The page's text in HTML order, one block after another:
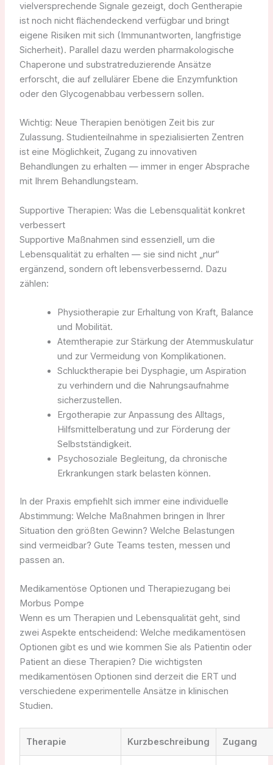
vielversprechende Signale gezeigt, doch Gentherapie
ist noch nicht flächendeckend verfügbar und bringt
eigene Risiken mit sich (Immunantworten, langfristige
Sicherheit). Parallel dazu werden pharmakologische
Chaperone und substratreduzierende Ansätze
erforscht, die auf zellulärer Ebene die Enzymfunktion
oder den Glycogenabbau verbessern sollen.
Wichtig: Neue Therapien benötigen Zeit bis zur
Zulassung. Studienteilnahme in spezialisierten Zentren
ist eine Möglichkeit, Zugang zu innovativen
Behandlungen zu erhalten — immer in enger Absprache
mit Ihrem Behandlungsteam.
Supportive Therapien: Was die Lebensqualität konkret
verbessert
Supportive Maßnahmen sind essenziell, um die
Lebensqualität zu erhalten — sie sind nicht „nur“
ergänzend, sondern oft lebensverbessernd. Dazu
zählen:
Physiotherapie zur Erhaltung von Kraft, Balance
und Mobilität.
Atemtherapie zur Stärkung der Atemmuskulatur
und zur Vermeidung von Komplikationen.
Schlucktherapie bei Dysphagie, um Aspiration
zu verhindern und die Nahrungsaufnahme
sicherzustellen.
Ergotherapie zur Anpassung des Alltags,
Hilfsmittelberatung und zur Förderung der
Selbstständigkeit.
Psychosoziale Begleitung, da chronische
Erkrankungen stark belasten können.
In der Praxis empfiehlt sich immer eine individuelle
Abstimmung: Welche Maßnahmen bringen in Ihrer
Situation den größten Gewinn? Welche Belastungen
sind vermeidbar? Gute Teams testen, messen und
passen an.
Medikamentöse Optionen und Therapiezugang bei
Morbus Pompe
Wenn es um Therapien und Lebensqualität geht, sind
zwei Aspekte entscheidend: Welche medikamentösen
Optionen gibt es und wie kommen Sie als Patientin oder
Patient an diese Therapien? Die wichtigsten
medikamentösen Optionen sind derzeit die ERT und
verschiedene experimentelle Ansätze in klinischen
Studien.
Therapie Kurzbeschreibung Zugang